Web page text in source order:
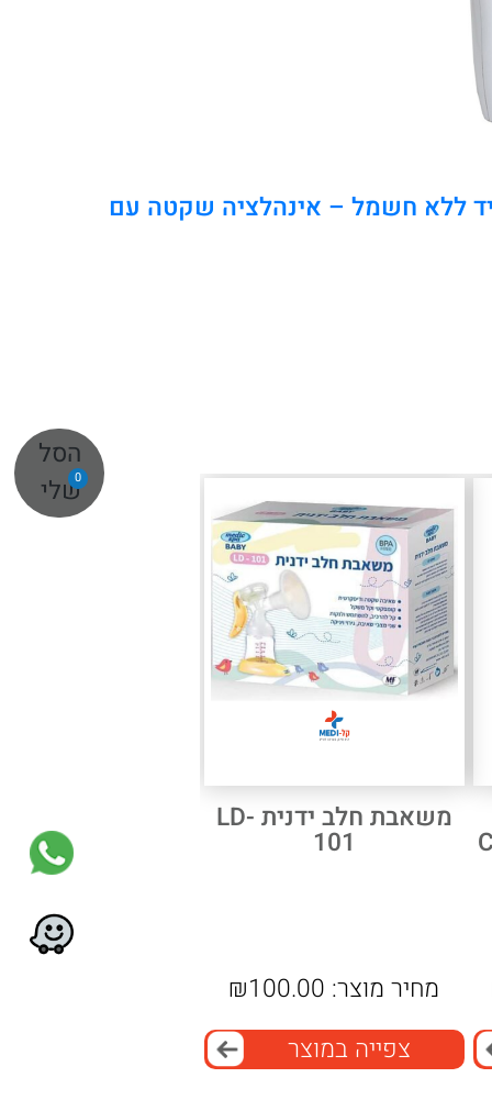
0
הסל
שלי
ללא חשמל – אינהלציה שקטה עם
משאבת חלב ידנית LD-
101
מחיר מוצר: ₪100.00
צפייה במוצר